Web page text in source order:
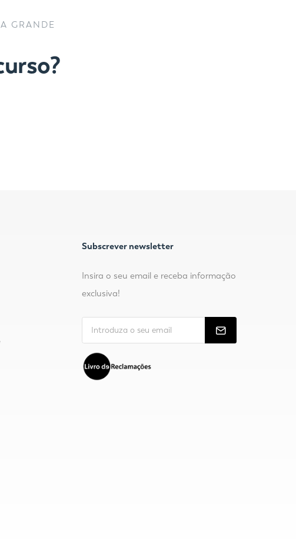
GRANDE
Subscrever newsletter
Insira o seu email e receba informação
exclusiva!